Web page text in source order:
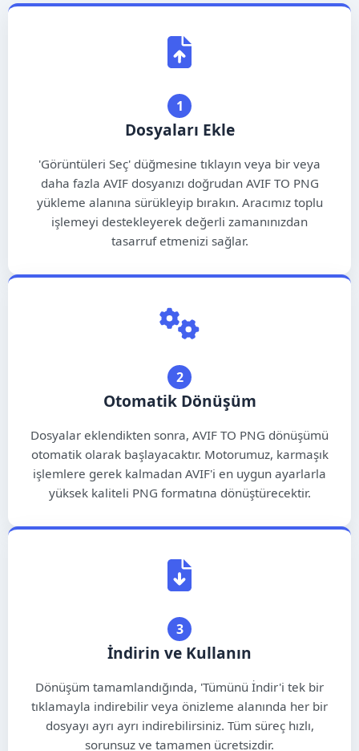
Tiếng Việt
Filipino
فارسی
Oʻzbekcha
မြန်မာ
नेपाली
తెలుగు
தமிழ்
1
Dosyaları Ekle
'Görüntüleri Seç' düğmesine tıklayın veya bir veya
daha fazla AVIF dosyanızı doğrudan AVIF TO PNG
yükleme alanına sürükleyip bırakın. Aracımız toplu
işlemeyi destekleyerek değerli zamanınızdan
tasarruf etmenizi sağlar.
2
Otomatik Dönüşüm
Dosyalar eklendikten sonra, AVIF TO PNG dönüşümü
otomatik olarak başlayacaktır. Motorumuz, karmaşık
işlemlere gerek kalmadan AVIF'i en uygun ayarlarla
yüksek kaliteli PNG formatına dönüştürecektir.
3
İndirin ve Kullanın
Dönüşüm tamamlandığında, 'Tümünü İndir'i tek bir
tıklamayla indirebilir veya önizleme alanında her bir
dosyayı ayrı ayrı indirebilirsiniz. Tüm süreç hızlı,
sorunsuz ve tamamen ücretsizdir.